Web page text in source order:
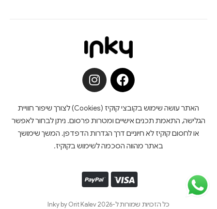
האתר עושה שימוש בקובצי קוקיז (Cookies) לצורך שיפור חוויית
הגלישה, התאמת תכנים אישיים ומטרות פרסום. ניתן לבחור לאפשר
או לחסום קוקיז לא חיוניים דרך הגדרות הדפדפן. המשך שימושך
באתר מהווה הסכמה לשימוש בקוקיז.
כל הזכויות שמורות ל-Inky by Orit Kalev 2026